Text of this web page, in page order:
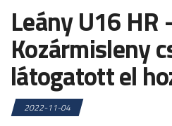
Leány U16 HR
Kozármisleny
látogatott el
2022-11-04